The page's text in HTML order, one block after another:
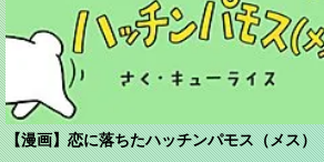
【漫画】恋に落ちたハッチンパモス（メス）